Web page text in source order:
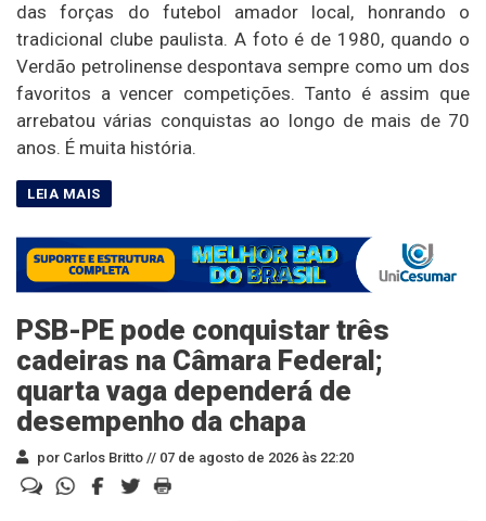
das forças do futebol amador local, honrando o
tradicional clube paulista. A foto é de 1980, quando o
Verdão petrolinense despontava sempre como um dos
favoritos a vencer competições. Tanto é assim que
arrebatou várias conquistas ao longo de mais de 70
anos. É muita história.
PSB-PE pode conquistar três
cadeiras na Câmara Federal;
quarta vaga dependerá de
desempenho da chapa
por Carlos Britto // 07 de agosto de 2026 às 22:20